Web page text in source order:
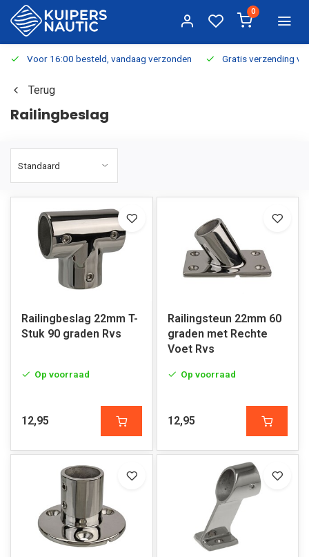
0
Voor 16:00 besteld, vandaag verzonden Gratis verzending
Terug
Railingbeslag
Railingbeslag 22mm T-
Stuk 90 graden Rvs
Op voorraad
12,95
Railingsteun 22mm 60
graden met Rechte
Voet Rvs
Op voorraad
12,95